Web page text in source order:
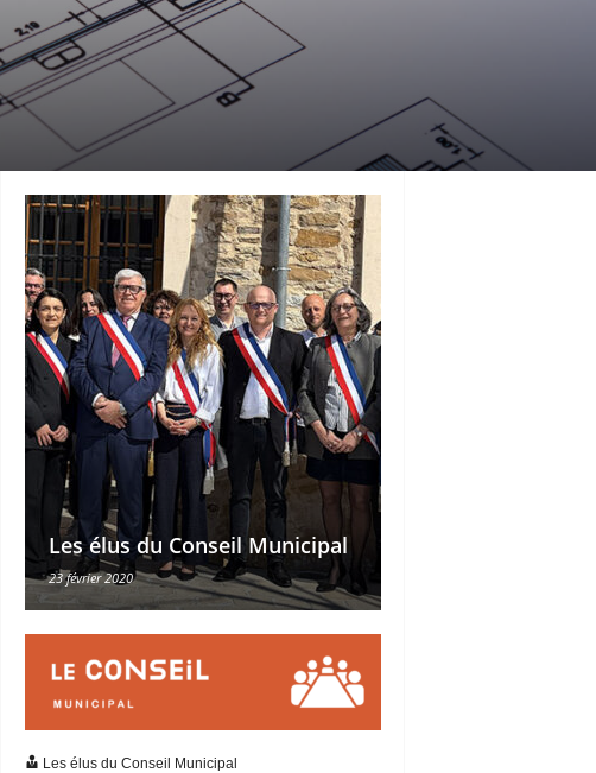
Les élus du Conseil Municipal
23 février 2020
Les élus du Conseil Municipal